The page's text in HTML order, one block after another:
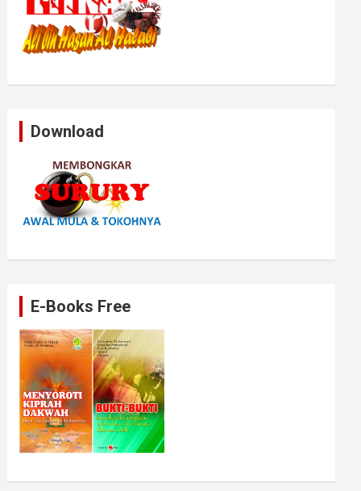
Download
E-Books Free